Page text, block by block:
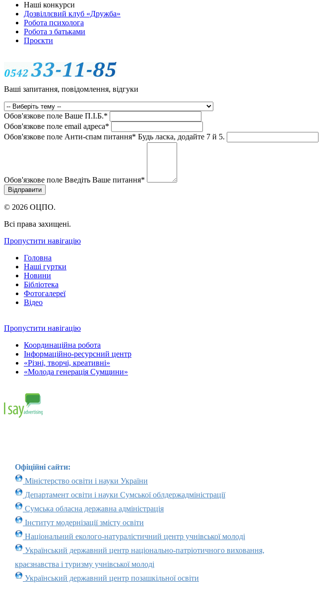
Наші конкурси
Дозвіллєвий клуб «Дружба»
Робота психолога
Робота з батьками
Проєкти
Ваші запитання, повідомлення, відгуки
Обов'язкове поле Ваше П.I.Б.*
Обов'язкове поле email адреса*
Обов'язкове поле Анти-спам питання* Будь ласка, додайте 7 й 5.
Обов'язкове поле Введіть Ваше питання*
© 2026 ОЦПО.
Всі права захищені.
Пропустити навігацію
Головна
Наші гуртки
Новини
Бібліотека
Фотогалереї
Відео
Пропустити навігацію
Координаційна робота
Інформаційно-ресурсний центр
«Різні, творчі, креативні»
«Молода генерація Сумщини»
Офіційні сайти:
Міністерство освіти і науки України
Департамент освіти і науки Сумської облдержадміністрації
Сумська обласна державна адміністрація
Інститут модернізації змісту освіти
Національний еколого-натуралістичний центр учнівської молоді
Український державний центр національно-патріотичного виховання,
краєзнавства і туризму учнівської молоді
Український державний центр позашкільної освіти